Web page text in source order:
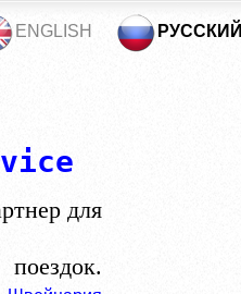
для
поездок.
ENGLISH РУССКИЙ